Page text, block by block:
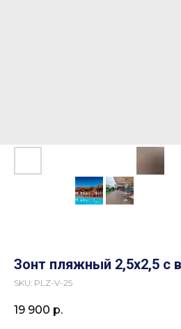
Зонт пляжный 2,5х2,5 с
SKU: PLZ-V-25
19 900 р.